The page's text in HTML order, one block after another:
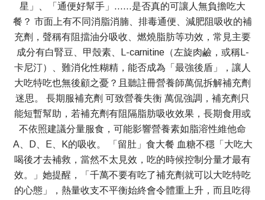
星」、「通便好幫手」……是否真的可讓人無負擔吃大
餐？ 市面上有不同消脂消腩、排毒通便、減肥阻吸收的補
充劑，聲稱有阻擋油分吸收、燃燒脂肪等功效，常見主要
成分有白腎豆、甲殼素、L-carnitine（左旋肉鹼，或稱L-
卡尼汀）、難消化性糊精，能否成為「最強後盾」，讓人
大吃特吃也無後顧之憂？且聽註冊營養師萬侃拆解補充劑
迷思。 長期服補充劑 可致營養失衡 萬侃強調，補充劑只
能短暫幫助，若補充劑有阻隔脂肪吸收效果，長期食用或
不依照建議分量服食，可能影響營養素如脂溶性維他命
A、D、E、K的吸收。 「留肚」食大餐 血糖不穩「大吃大
喝後才去補救，當然不太見效，吃的時候控制分量才最有
效。」她提醒，「千萬不要有吃了補充劑就可以大吃特吃
的心態」，熱量收支不平衡始終會令體重上升，而且吃得